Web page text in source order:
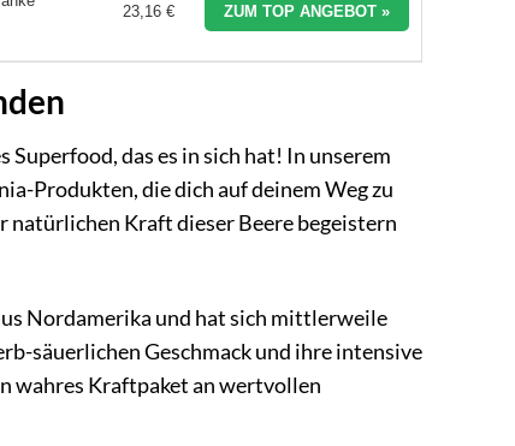
23,16 € ZUM TOP ANGEBOT »
das es in sich hat! In unserem
Produkten, die dich auf deinem Weg zu
natürlichen Kraft dieser Beere begeistern
Nordamerika und hat sich mittlerweile
säuerlichen Geschmack und ihre intensive
wahres Kraftpaket an wertvollen